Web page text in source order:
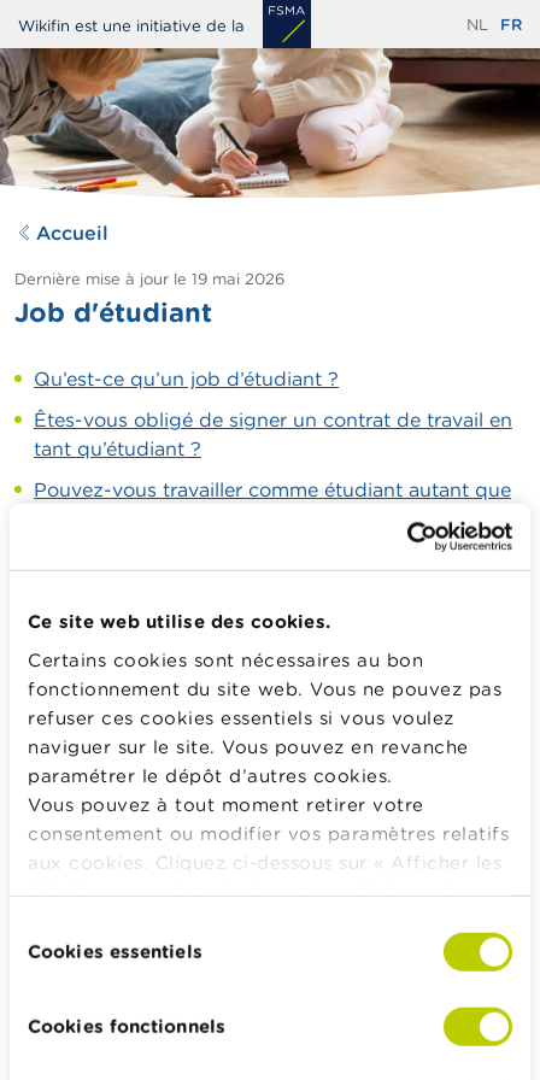
Ce site web utilise des cookies.
Certains cookies sont nécessaires au bon
fonctionnement du site web. Vous ne pouvez pas
refuser ces cookies essentiels si vous voulez
naviguer sur le site. Vous pouvez en revanche
paramétrer le dépôt d’autres cookies.
Vous pouvez à tout moment retirer votre
consentement ou modifier vos paramètres relatifs
aux cookies. Cliquez ci-dessous sur « Afficher les
détails » pour obtenir davantage d'informations.
consultable dans son intégralité
duCookies essentiels
Cookies fonctionnels
Aller
au
contenu
principal
Wikifin est une initiative de la NL FR
Accueil
Dernière mise à jour le 19 mai 2026
Job d'étudiant
Qu’est-ce qu’un job d’étudiant ?
Êtes-vous obligé de signer un contrat de travail en
tant qu’étudiant ?
Pouvez-vous travailler comme étudiant autant que
y renoncer du jour au lendemain ?
Calculateurs, conseils pratiques, checklists
Budget, payer, emprunter et assurer
Famille
Épargner et investir
Hériter
Pension et préparation de la retraite